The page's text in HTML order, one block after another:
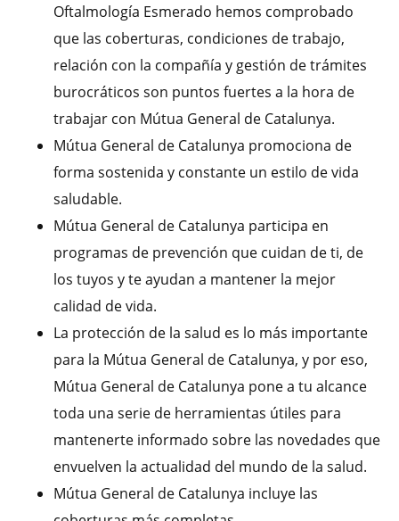
Oftalmología Esmerado hemos comprobado
que las coberturas, condiciones de trabajo,
relación con la compañía y gestión de trámites
burocráticos son puntos fuertes a la hora de
trabajar con Mútua General de Catalunya.
Mútua General de Catalunya promociona de
forma sostenida y constante un estilo de vida
saludable.
Mútua General de Catalunya participa en
programas de prevención que cuidan de ti, de
los tuyos y te ayudan a mantener la mejor
calidad de vida.
La protección de la salud es lo más importante
para la Mútua General de Catalunya, y por eso,
Mútua General de Catalunya pone a tu alcance
toda una serie de herramientas útiles para
mantenerte informado sobre las novedades que
envuelven la actualidad del mundo de la salud.
Mútua General de Catalunya incluye las